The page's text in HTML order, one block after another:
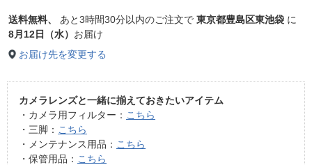
送料無料、 あと3時間30分以内のご注文で 東京都豊島区東池袋 に
8月12日（水） お届け
お届け先を変更する
カメラレンズと一緒に揃えておきたいアイテム
・カメラ用フィルター： こちら
・三脚： こちら
・メンテナンス用品： こちら
・保管用品： こちら